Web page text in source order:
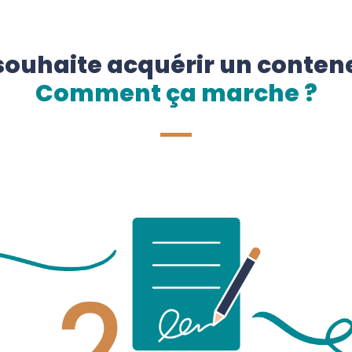
acquérir un
Comment ça marche ?